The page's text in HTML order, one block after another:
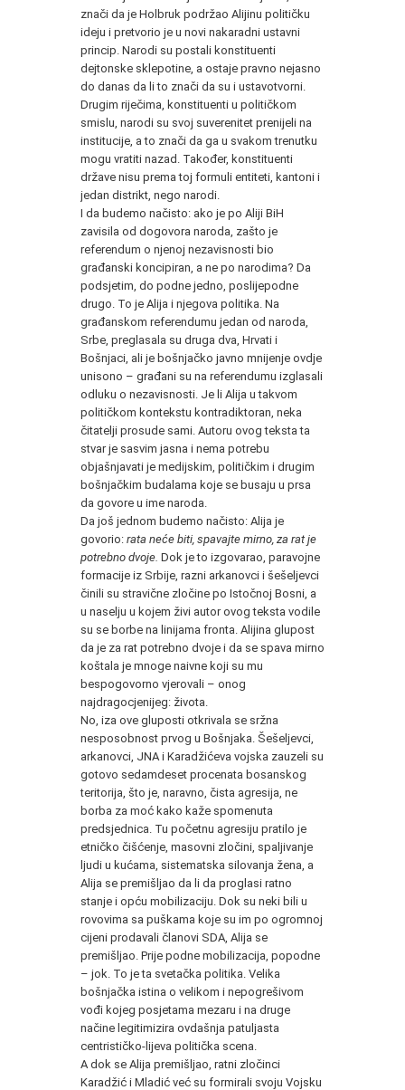
znači da je Holbruk podržao Alijinu političku
ideju i pretvorio je u novi nakaradni ustavni
princip. Narodi su postali konstituenti
dejtonske sklepotine, a ostaje pravno nejasno
do danas da li to znači da su i ustavotvorni.
Drugim riječima, konstituenti u političkom
smislu, narodi su svoj suverenitet prenijeli na
institucije, a to znači da ga u svakom trenutku
mogu vratiti nazad. Također, konstituenti
države nisu prema toj formuli entiteti, kantoni i
jedan distrikt, nego narodi.
I da budemo načisto: ako je po Aliji BiH
zavisila od dogovora naroda, zašto je
referendum o njenoj nezavisnosti bio
građanski koncipiran, a ne po narodima? Da
podsjetim, do podne jedno, poslijepodne
drugo. To je Alija i njegova politika. Na
građanskom referendumu jedan od naroda,
Srbe, preglasala su druga dva, Hrvati i
Bošnjaci, ali je bošnjačko javno mnijenje ovdje
unisono – građani su na referendumu izglasali
odluku o nezavisnosti. Je li Alija u takvom
političkom kontekstu kontradiktoran, neka
čitatelji prosude sami. Autoru ovog teksta ta
stvar je sasvim jasna i nema potrebu
objašnjavati je medijskim, političkim i drugim
bošnjačkim budalama koje se busaju u prsa
da govore u ime naroda.
Da još jednom budemo načisto: Alija je
govorio: rata neće biti, spavajte mirno, za rat je
potrebno dvoje. Dok je to izgovarao, paravojne
formacije iz Srbije, razni arkanovci i šešeljevci
činili su stravične zločine po Istočnoj Bosni, a
u naselju u kojem živi autor ovog teksta vodile
su se borbe na linijama fronta. Alijina glupost
da je za rat potrebno dvoje i da se spava mirno
koštala je mnoge naivne koji su mu
bespogovorno vjerovali – onog
najdragocjenijeg: života.
No, iza ove gluposti otkrivala se sržna
nesposobnost prvog u Bošnjaka. Šešeljevci,
arkanovci, JNA i Karadžićeva vojska zauzeli su
gotovo sedamdeset procenata bosanskog
teritorija, što je, naravno, čista agresija, ne
borba za moć kako kaže spomenuta
predsjednica. Tu početnu agresiju pratilo je
etničko čišćenje, masovni zločini, spaljivanje
ljudi u kućama, sistematska silovanja žena, a
Alija se premišljao da li da proglasi ratno
stanje i opću mobilizaciju. Dok su neki bili u
rovovima sa puškama koje su im po ogromnoj
cijeni prodavali članovi SDA, Alija se
premišljao. Prije podne mobilizacija, popodne
– jok. To je ta svetačka politika. Velika
bošnjačka istina o velikom i nepogrešivom
vođi kojeg posjetama mezaru i na druge
načine legitimizira ovdašnja patuljasta
centrističko-lijeva politička scena.
A dok se Alija premišljao, ratni zločinci
Karadžić i Mladić već su formirali svoju Vojsku